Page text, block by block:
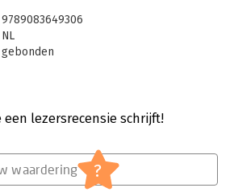
verdienden.Naast deze 24 hoofdstukken
catalogus van ruim 150 andere
met rubrieken waarin enkele
wandeling door het verleden,
architectuur, typografie en
en zelf op zoek te gaan naar sporen
9789083649306
NL
gebonden
23-12-2025
Jeugd
romans
een lezersrecensie schrijft!
waardering ?